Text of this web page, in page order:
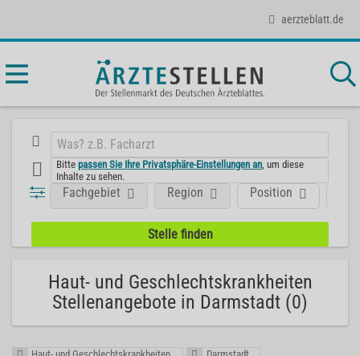
aerzteblatt.de
Bittepassen Sie Ihre Privatsphäre-Einstellungen an , um diese
Inhalte zu sehen.
Position
Fachgebiet Region
Haut- und Geschlechtskrankheiten
Stellenangebote in Darmstadt (0)